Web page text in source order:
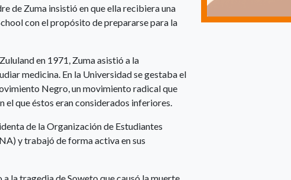
de Zuma insistió en que ella recibiera una
con el propósito de prepararse para la
en 1971, Zuma asistió a la
medicina. En la Universidad se gestaba el
Negro, un movimiento radical que
el que éstos eran considerados inferiores.
de la Organización de Estudiantes
y trabajó de forma activa en sus